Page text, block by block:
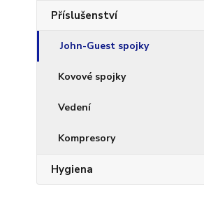
Příslušenství
John-Guest spojky
Kovové spojky
Vedení
Kompresory
Hygiena